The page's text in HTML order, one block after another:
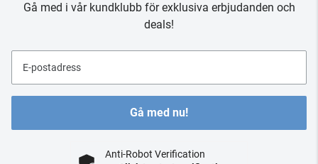
Gå med i vår kundklubb för exklusiva erbjudanden och
deals!
E-postadress
Gå med nu!
Anti-Robot Verification